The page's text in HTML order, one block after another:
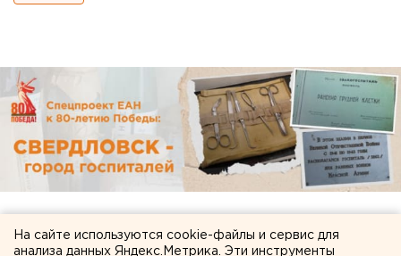
На сайте используются cookie-файлы и сервис для
анализа данных Яндекс.Метрика. Эти инструменты